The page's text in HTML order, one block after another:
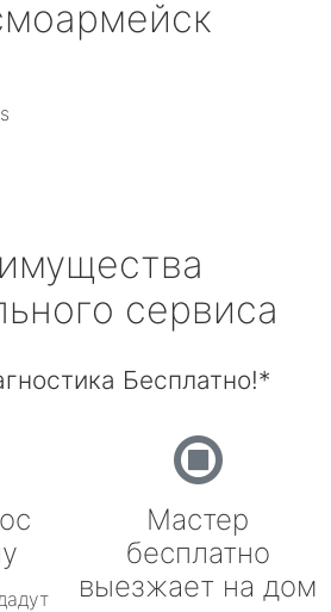
сервиса
Бесплатно!*
Мастер
бесплатно
выезжает на дом